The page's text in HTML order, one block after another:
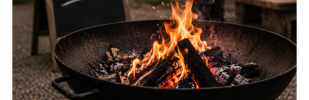
ThreadsFacebookYoutube
X Instagram
Flick TikTok